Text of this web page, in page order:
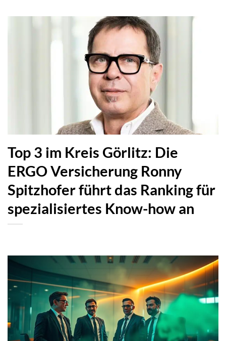
Top 3 im Kreis Görlitz: Die
ERGO Versicherung Ronny
Spitzhofer führt das Ranking für
spezialisiertes Know-how an